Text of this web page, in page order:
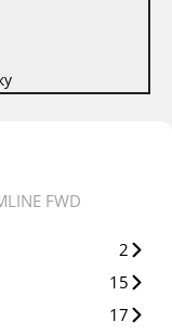
FWD
2
15
17